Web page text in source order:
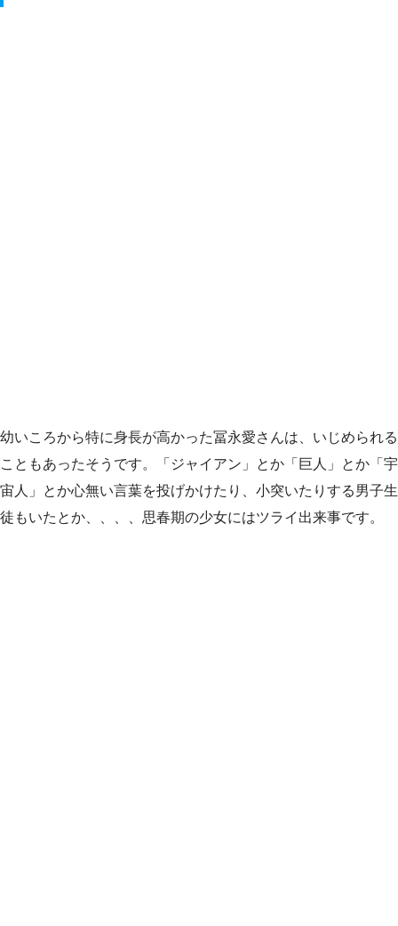
幼いころから特に身長が高かった冨永愛さんは、いじめられる
こともあったそうです。「ジャイアン」とか「巨人」とか「宇
宙人」とか心無い言葉を投げかけたり、小突いたりする男子生
徒もいたとか、、、、思春期の少女にはツライ出来事です。